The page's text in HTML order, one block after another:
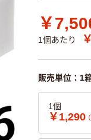
￥
1個あたり
販売単位：1箱
1個
￥1,290